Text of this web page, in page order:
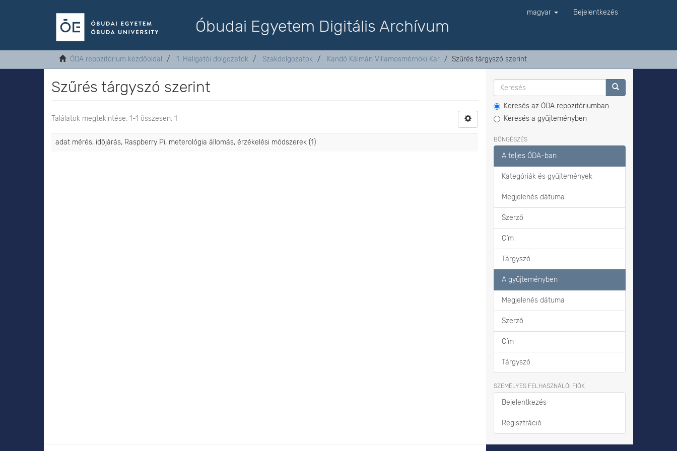
Óbudai Egyetem Digitális Archívum
magyar Bejelentkezés
ÓDA repozitórium kezdőoldal 1. Hallgatói dolgozatok Szakdolgozatok Kandó Kálmán Villamosmérnöki Kar Szűrés tárgyszó szerint
Szűrés tárgyszó szerint
Találatok megtekintése: 1-1 összesen: 1
adat mérés, időjárás, Raspberry Pi, meterológia állomás, érzékelési módszerek (1)
Keresés az ÓDA repozitóriumban
Keresés a gyűjteményben
BÖNGÉSZÉS
A teljes ÓDA-ban
Kategóriák és gyűjtemények
Megjelenés dátuma
Szerző
Cím
Tárgyszó
A gyűjteményben
Megjelenés dátuma
Szerző
Cím
Tárgyszó
SZEMÉLYES FELHASZNÁLÓI FIÓK
Bejelentkezés
Regisztráció